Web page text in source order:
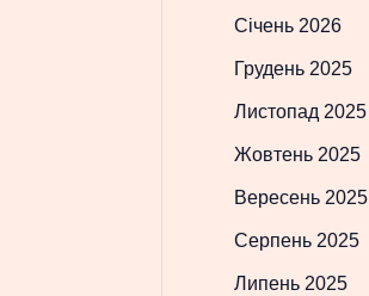
Січень 2026
Грудень 2025
Листопад 2025
Жовтень 2025
Вересень 2025
Серпень 2025
Липень 2025